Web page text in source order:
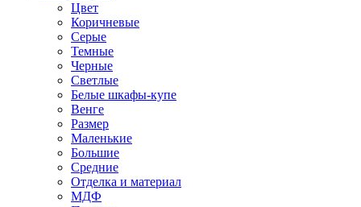
Цвет
Коричневые
Серые
Темные
Черные
Светлые
Белые шкафы-купе
Венге
Размер
Маленькие
Большие
Средние
Отделка и материал
МДФ